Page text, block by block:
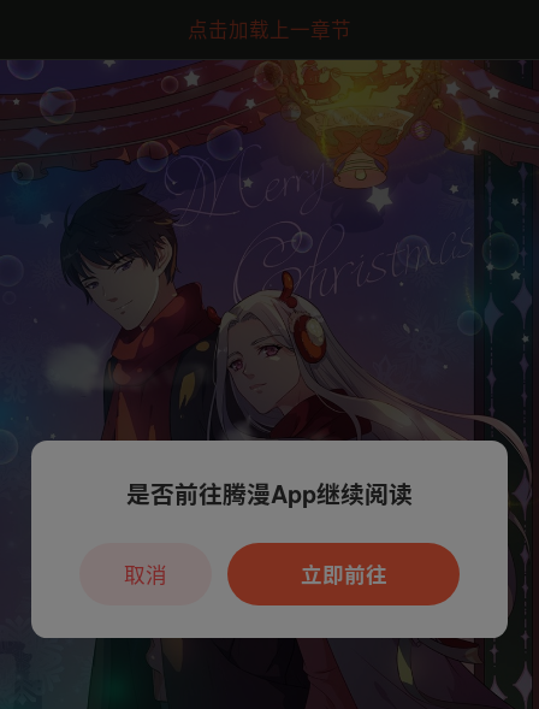
点击加载上一章节
是否前往腾漫App继续阅读
立即前往
取消